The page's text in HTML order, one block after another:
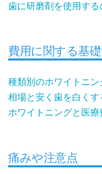
歯に研磨剤を使用する
費用に関する基
種類別のホワイトニ
相場と安く歯を白くす
ホワイトニングと医療
痛みや注意点